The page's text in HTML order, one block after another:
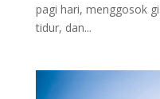
pagi hari, menggosok
tidur, dan...